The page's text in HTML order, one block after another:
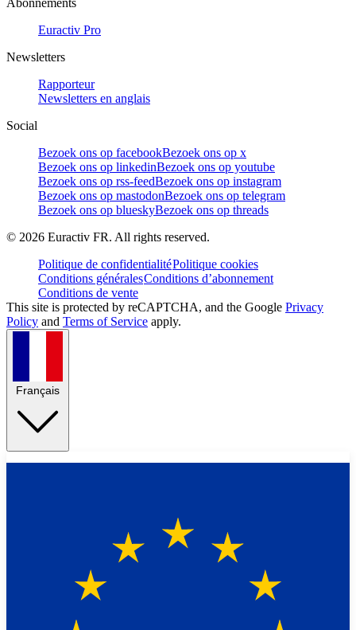
Euractiv Pro
Newsletters
Rapporteur
Newsletters en anglais
Social
Bezoek ons op facebookBezoek ons op x
Bezoek ons op linkedinBezoek ons op youtube
Bezoek ons op rss-feedBezoek ons op instagram
Bezoek ons op mastodonBezoek ons op telegram
Bezoek ons op blueskyBezoek ons op threads
© 2026 Euractiv FR. All rights reserved.
Politique de confidentialitéPolitique cookies
Conditions généralesConditions d’abonnement
Conditions de vente
This site is protected by reCAPTCHA, and the Google Privacy
Policy and Terms of Service apply.
Français